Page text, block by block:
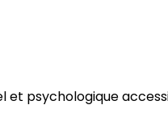
psychologique